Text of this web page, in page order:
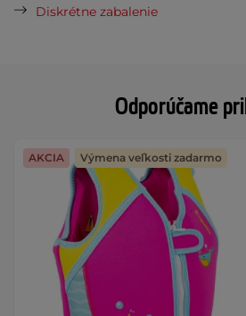
Odporúčame
AKCIA Výmena veľkosti zadarmo
Diskrétne zabalenie